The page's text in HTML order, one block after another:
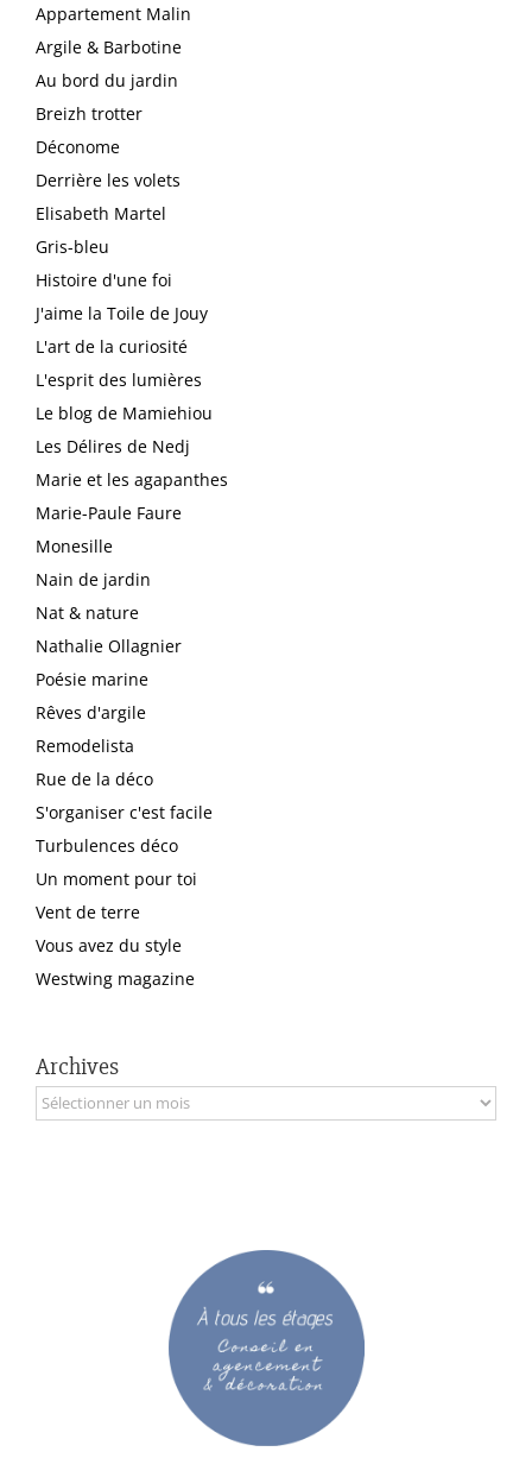
Appartement Malin
Argile & Barbotine
Au bord du jardin
Breizh trotter
Déconome
Derrière les volets
Elisabeth Martel
Gris-bleu
Histoire d'une foi
J'aime la Toile de Jouy
L'art de la curiosité
L'esprit des lumières
Le blog de Mamiehiou
Les Délires de Nedj
Marie et les agapanthes
Marie-Paule Faure
Monesille
Nain de jardin
Nat & nature
Nathalie Ollagnier
Poésie marine
Rêves d'argile
Remodelista
Rue de la déco
S'organiser c'est facile
Turbulences déco
Un moment pour toi
Vent de terre
Vous avez du style
Westwing magazine
Archives
Archives